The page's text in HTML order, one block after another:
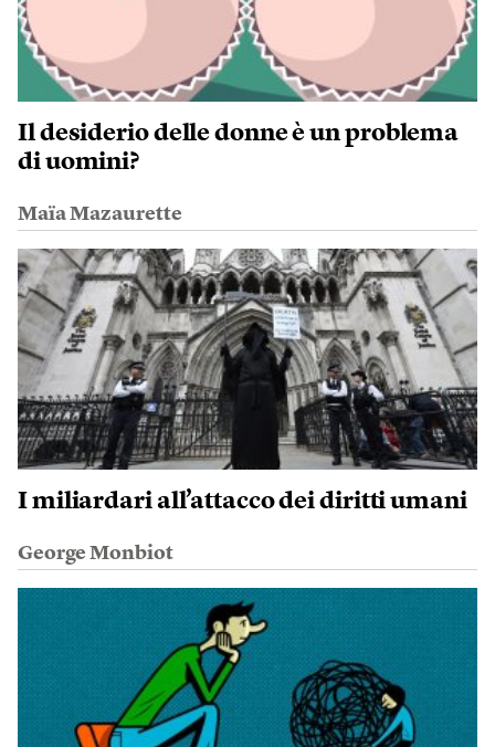
Il desiderio delle donne è un problema
di uomini?
Maïa Mazaurette
I miliardari all’attacco dei diritti umani
George Monbiot